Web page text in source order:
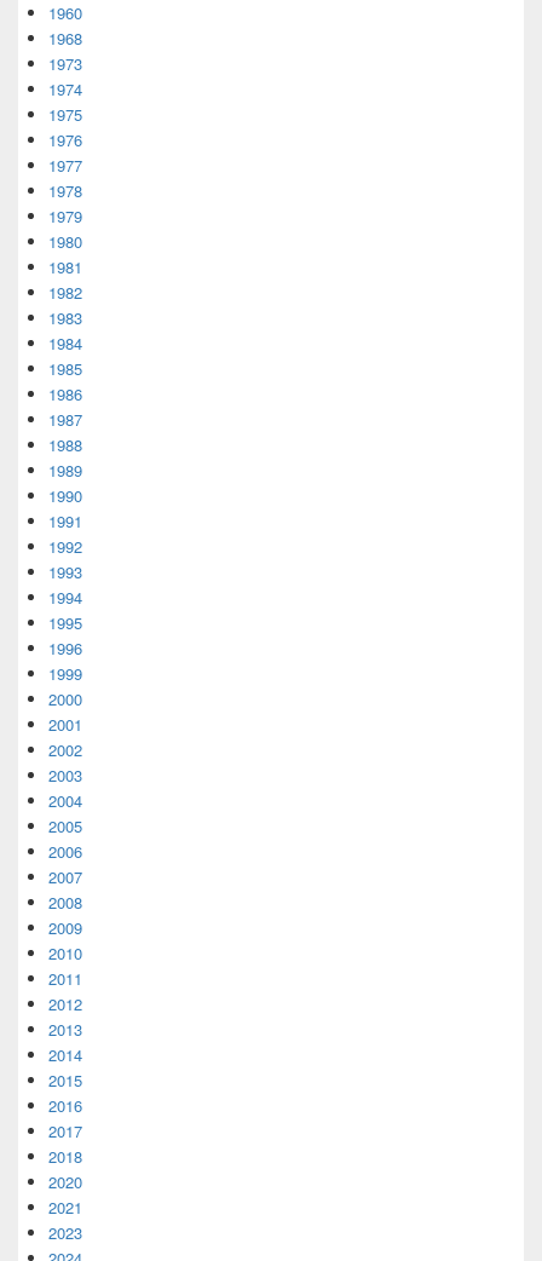
1960
1968
1973
1974
1975
1976
1977
1978
1979
1980
1981
1982
1983
1984
1985
1986
1987
1988
1989
1990
1991
1992
1993
1994
1995
1996
1999
2000
2001
2002
2003
2004
2005
2006
2007
2008
2009
2010
2011
2012
2013
2014
2015
2016
2017
2018
2020
2021
2023